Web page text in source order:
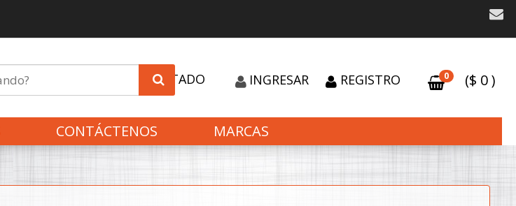
INVITADO INGRESAR REGISTRO 0 ($ 0)
CONTÁCTENOS MARCAS